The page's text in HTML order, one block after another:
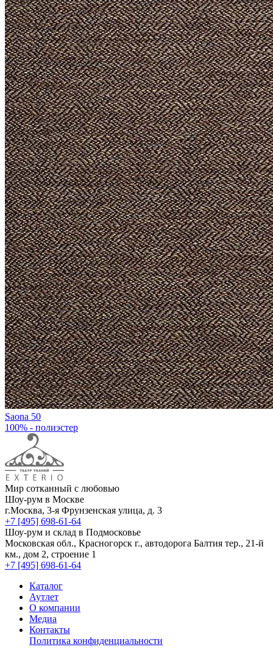
Saona 50
100% - полиэстер
Мир сотканный с любовью
Шоу-рум в Москве
г.Москва, 3-я Фрунзенская улица, д. 3
+7 [495] 698-61-64
Шоу-рум и склад в Подмосковье
Московская обл., Красногорск г., автодорога Балтия тер., 21-й
км., дом 2, строение 1
+7 [495] 698-61-64
Каталог
Аутлет
О компании
Медиа
Контакты
Политика конфиденциальности